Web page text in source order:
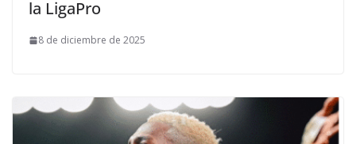
la LigaPro
8 de diciembre de 2025